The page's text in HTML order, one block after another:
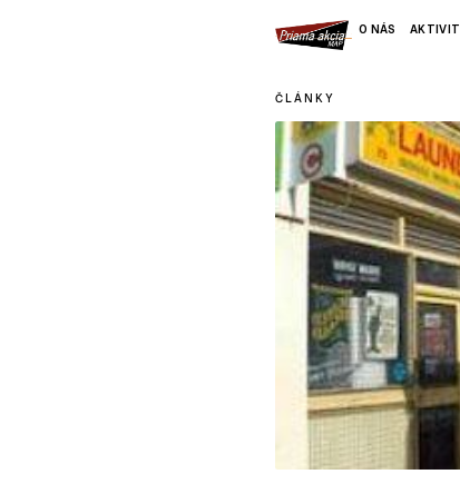
O NÁS
ČLÁNKY